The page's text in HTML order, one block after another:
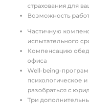
страхования для
Возможность
Частичную
испытательного
Компенсацию
офиса
Well-being-
психологическое
разобраться с
Три